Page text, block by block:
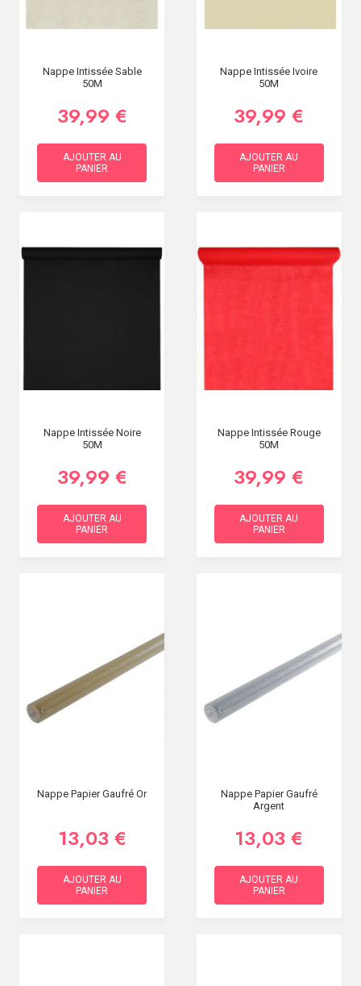
Nappe Intissée Sable
50M
39,99 €
AJOUTER AU
PANIER
Nappe Intissée Ivoire
50M
39,99 €
AJOUTER AU
PANIER
Nappe Intissée Noire
50M
39,99 €
AJOUTER AU
PANIER
Nappe Intissée Rouge
50M
39,99 €
AJOUTER AU
PANIER
Nappe Papier Gaufré Or
13,03 €
AJOUTER AU
PANIER
Nappe Papier Gaufré
Argent
13,03 €
AJOUTER AU
PANIER